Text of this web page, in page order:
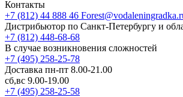
Контакты
+7 (812) 44 888 46
Дистрибьютор по Санкт-Петербургу и
+7 (812) 448-68-68
В случае возникновения сложностей
+7 (495) 258-25-78
Доставка пн-пт 8.00-21.00
сб,вс 9.00-19.00
+7 (495) 258-25-58